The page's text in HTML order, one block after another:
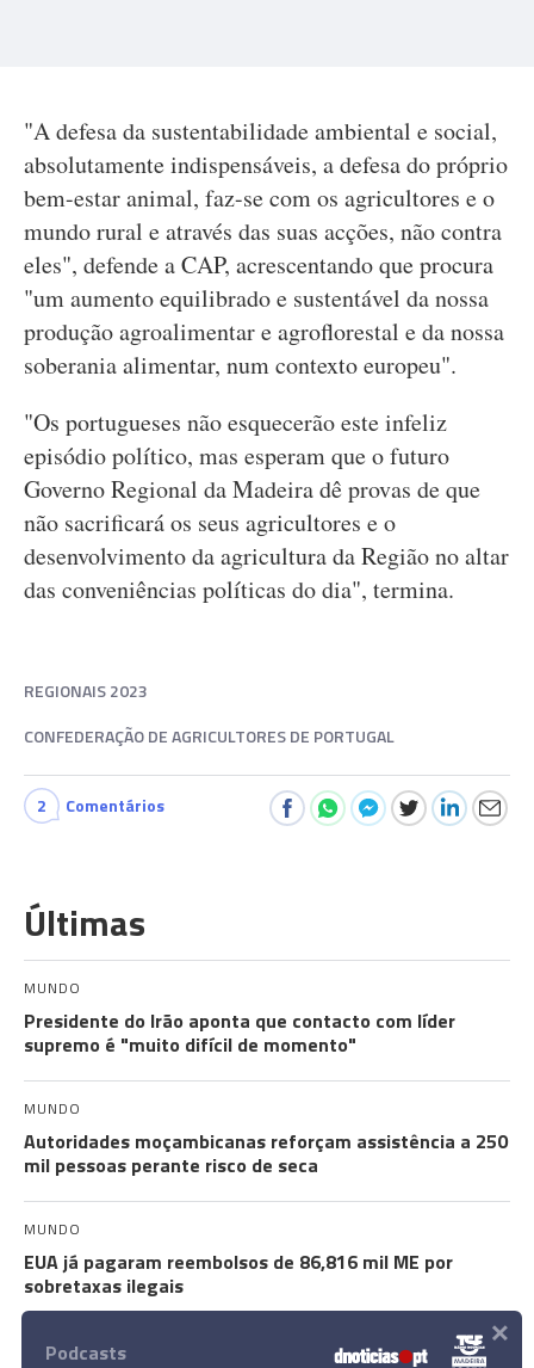
"A defesa da sustentabilidade ambiental e social,
absolutamente indispensáveis, a defesa do próprio
bem-estar animal, faz-se com os agricultores e o
mundo rural e através das suas acções, não contra
eles", defende a CAP, acrescentando que procura
"um aumento equilibrado e sustentável da nossa
produção agroalimentar e agroflorestal e da nossa
soberania alimentar, num contexto europeu".
"Os portugueses não esquecerão este infeliz
episódio político, mas esperam que o futuro
Governo Regional da Madeira dê provas de que
não sacrificará os seus agricultores e o
desenvolvimento da agricultura da Região no altar
das conveniências políticas do dia", termina.
REGIONAIS 2023
CONFEDERAÇÃO DE AGRICULTORES DE PORTUGAL
2 Comentários
Últimas
MUNDO
Presidente do Irão aponta que contacto com líder
supremo é "muito difícil de momento"
MUNDO
Autoridades moçambicanas reforçam assistência a 250
mil pessoas perante risco de seca
MUNDO
EUA já pagaram reembolsos de 86,816 mil ME por
sobretaxas ilegais
Podcasts ×